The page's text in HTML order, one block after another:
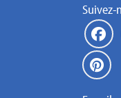
Suivez-